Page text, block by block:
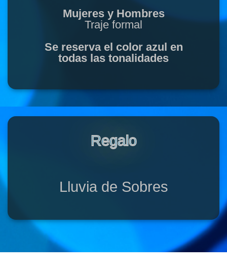
Mujeres y Hombres
Traje formal
Se reserva el color azul en
todas las tonalidades
Regalo
Lluvia de Sobres